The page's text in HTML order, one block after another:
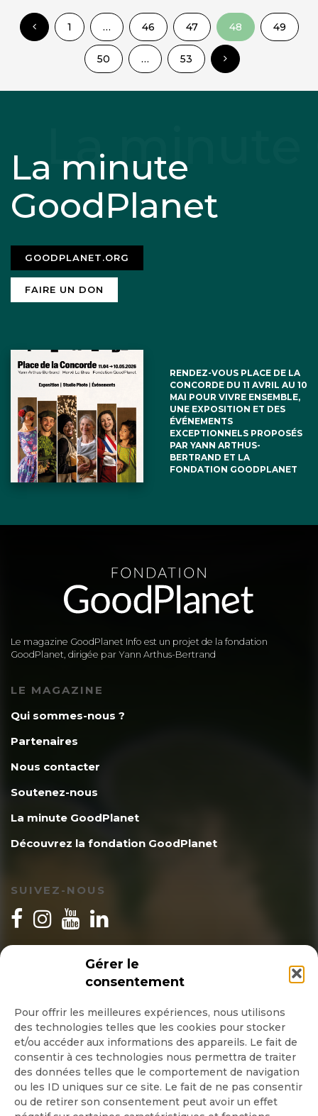
Gérer le
consentement
Pour offrir les meilleures expériences, nous utilisons
des technologies telles que les cookies pour stocker
et/ou accéder aux informations des appareils. Le fait de
consentir à ces technologies nous permettra de traiter
des données telles que le comportement de navigation
ou les ID uniques sur ce site. Le fait de ne pas consentir
ou de retirer son consentement peut avoir un effet
1 … 46 47 48 49
50 … 53
La minute
GoodPlanet
GOODPLANET.ORG
FAIRE UN DON
RENDEZ-VOUS PLACE DE LA
CONCORDE DU 11 AVRIL AU 10
MAI POUR VIVRE ENSEMBLE,
UNE EXPOSITION ET DES
ÉVÉNEMENTS
EXCEPTIONNELS PROPOSÉS
PAR YANN ARTHUS-
BERTRAND ET LA
FONDATION GOODPLANET
Le magazine GoodPlanet Info est un projet de la fondation
GoodPlanet, dirigée par Yann Arthus-Bertrand
LE MAGAZINE
Qui sommes-nous ?
Partenaires
Nous contacter
Soutenez-nous
La minute GoodPlanet
Découvrez la fondation GoodPlanet
SUIVEZ-NOUS
INSCRIPTION NEWSLETTER
Quotidienne
Hebdo
OK